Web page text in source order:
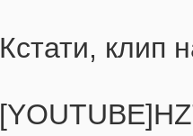
Кстати, клип